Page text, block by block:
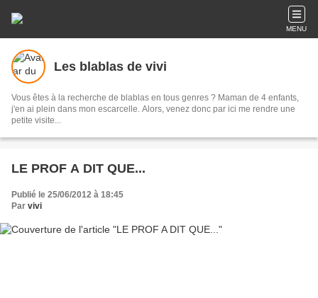
MENU
Les blablas de vivi
Vous êtes à la recherche de blablas en tous genres ? Maman de 4 enfants,
j'en ai plein dans mon escarcelle. Alors, venez donc par ici me rendre une
petite visite...
LE PROF A DIT QUE...
Publié le 25/06/2012 à 18:45
Par vivi